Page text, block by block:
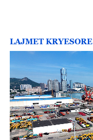
LAJMET KRYESORE